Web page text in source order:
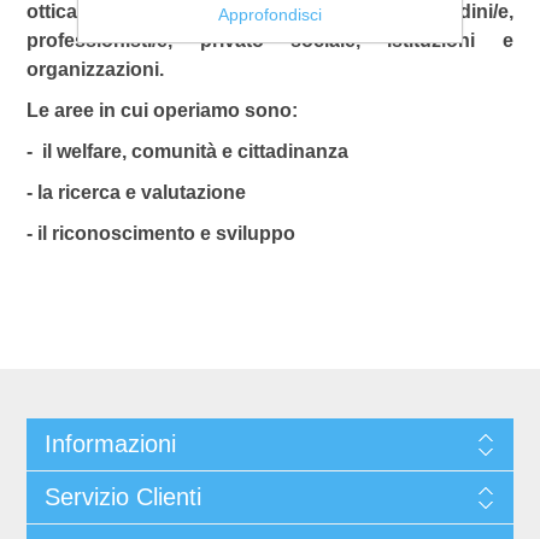
ottica di innovazione sociale a cittadini/e,
professionisti/e, privato sociale, istituzioni e
organizzazioni.
Le aree in cui operiamo sono:
- il welfare, comunità e cittadinanza
- la ricerca e valutazione
- il riconoscimento e sviluppo
Informazioni
Servizio Clienti
Approfondisci